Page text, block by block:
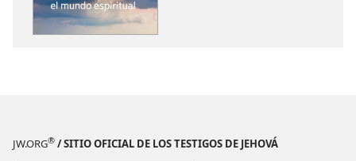
el mundo
espiritual
el mundo
espiritual
JW.ORG® / SITIO OFICIAL DE LOS TESTIGOS DE JEHOVÁ